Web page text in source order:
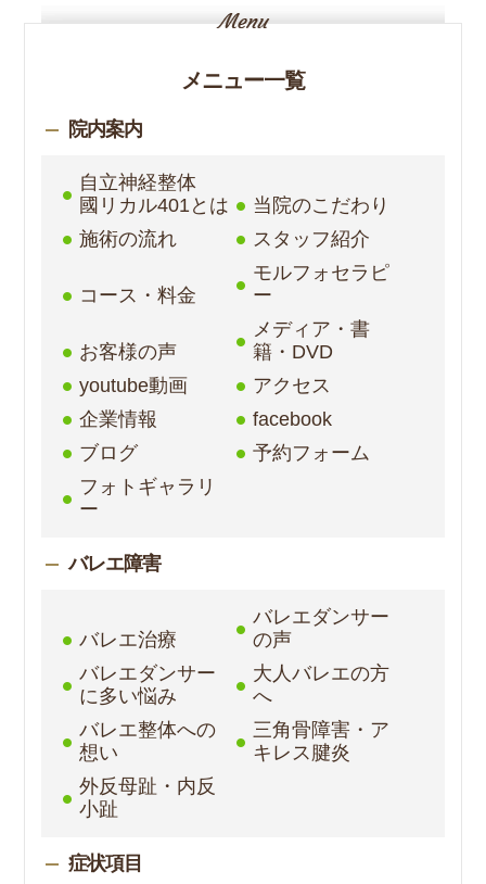
メニュー一覧
院内案内
自立神経整体
國リカル401とは
当院のこだわり
施術の流れ
スタッフ紹介
コース・料金
モルフォセラピ
ー
お客様の声
メディア・書
籍・DVD
youtube動画
アクセス
企業情報
facebook
ブログ
予約フォーム
フォトギャラリ
ー
バレエ障害
バレエ治療
バレエダンサー
の声
バレエダンサー
に多い悩み
大人バレエの方
へ
バレエ整体への
想い
三角骨障害・ア
キレス腱炎
外反母趾・内反
小趾
症状項目